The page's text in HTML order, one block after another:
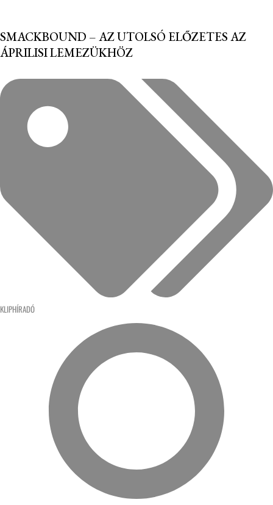
SMACKBOUND – AZ UTOLSÓ ELŐZETES AZ
ÁPRILISI LEMEZÜKHÖZ
KLIPHÍRADÓ